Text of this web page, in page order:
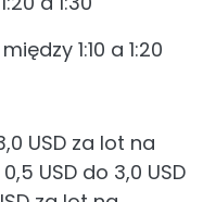
1:10 a 1:20
USD za lot na
USD do 3,0 USD